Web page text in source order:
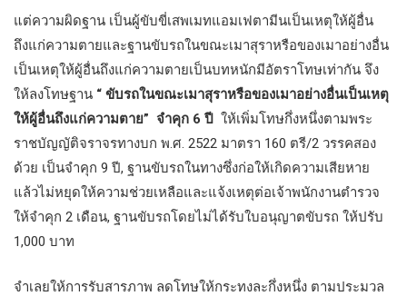
แต่ความผิดฐาน เป็นผู้ขับขี่เสพเมทแอมเฟตามีนเป็นเหตุให้ผู้อื่น
ถึงแก่ความตายและฐานขับรถในขณะเมาสุราหรือของเมาอย่างอื่น
เป็นเหตุให้ผู้อื่นถึงแก่ความตายเป็นบทหนักมีอัตราโทษเท่ากัน จึง
ให้ลงโทษฐาน “ ขับรถในขณะเมาสุราหรือของเมาอย่างอื่นเป็นเหตุ
ให้ผู้อื่นถึงแก่ความตาย” จำคุก 6 ปี ให้เพิ่มโทษกึ่งหนึ่งตามพระ
ราชบัญญัติจราจรทางบก พ.ศ. 2522 มาตรา 160 ตรี/2 วรรคสอง
ด้วย เป็นจำคุก 9 ปี, ฐานขับรถในทางซึ่งก่อให้เกิดความเสียหาย
แล้วไม่หยุดให้ความช่วยเหลือและแจ้งเหตุต่อเจ้าพนักงานตำรวจ
ให้จำคุก 2 เดือน, ฐานขับรถโดยไม่ได้รับใบอนุญาตขับรถ ให้ปรับ
1,000 บาท
จำเลยให้การรับสารภาพ ลดโทษให้กระทงละกึ่งหนึ่ง ตามประมวล